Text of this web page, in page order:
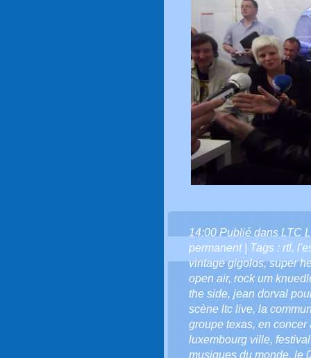
14:00 Publié dans LTC
permanent| Tags : rtl,
vintage gigolos,super
open air, rock um
the side, jean dorval
scène ltc live, la
groupe texas, en concer
luxembourg ville,
musiques du monde, le